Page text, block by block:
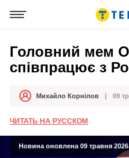
Головний мем
співпрацює з
АвторМихайло Корнілов
Дата публікації 09
ЧИТАТЬ НА РУССКОМ
Новина оновлена 09 травня